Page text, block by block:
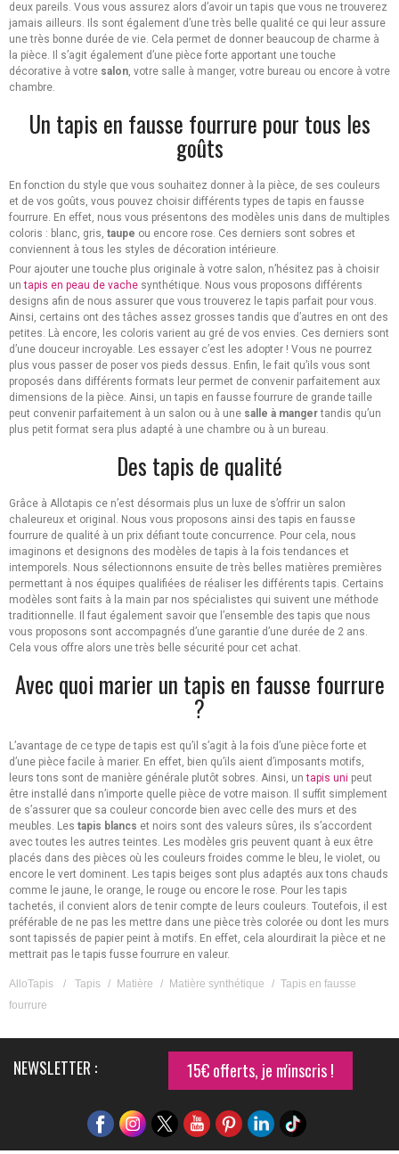
deux pareils. Vous vous assurez alors d’avoir un tapis que vous ne trouverez
jamais ailleurs. Ils sont également d’une très belle qualité ce qui leur assure
une très bonne durée de vie. Cela permet de donner beaucoup de charme à
la pièce. Il s’agit également d’une pièce forte apportant une touche
décorative à votre salon, votre salle à manger, votre bureau ou encore à votre
chambre.
Un tapis en fausse fourrure pour tous les
goûts
En fonction du style que vous souhaitez donner à la pièce, de ses couleurs
et de vos goûts, vous pouvez choisir différents types de tapis en fausse
fourrure. En effet, nous vous présentons des modèles unis dans de multiples
coloris : blanc, gris, taupe ou encore rose. Ces derniers sont sobres et
conviennent à tous les styles de décoration intérieure.
Pour ajouter une touche plus originale à votre salon, n’hésitez pas à choisir
untapis en peau de vache synthétique. Nous vous proposons différents
designs afin de nous assurer que vous trouverez le tapis parfait pour vous.
Ainsi, certains ont des tâches assez grosses tandis que d’autres en ont des
petites. Là encore, les coloris varient au gré de vos envies. Ces derniers sont
d’une douceur incroyable. Les essayer c’est les adopter ! Vous ne pourrez
plus vous passer de poser vos pieds dessus. Enfin, le fait qu’ils vous sont
proposés dans différents formats leur permet de convenir parfaitement aux
dimensions de la pièce. Ainsi, un tapis en fausse fourrure de grande taille
peut convenir parfaitement à un salon ou à une salle à mangertandis qu’un
plus petit format sera plus adapté à une chambre ou à un bureau.
Des tapis de qualité
Grâce à Allotapis ce n’est désormais plus un luxe de s’offrir un salon
chaleureux et original. Nous vous proposons ainsi des tapis en fausse
fourrure de qualité à un prix défiant toute concurrence. Pour cela, nous
imaginons et designons des modèles de tapis à la fois tendances et
intemporels. Nous sélectionnons ensuite de très belles matières premières
permettant à nos équipes qualifiées de réaliser les différents tapis. Certains
modèles sont faits à la main par nos spécialistes qui suivent une méthode
traditionnelle. Il faut également savoir que l’ensemble des tapis que nous
vous proposons sont accompagnés d’une garantie d’une durée de 2 ans.
Cela vous offre alors une très belle sécurité pour cet achat.
Avec quoi marier un tapis en fausse fourrure
?
L’avantage de ce type de tapis est qu’il s’agit à la fois d’une pièce forte et
d’une pièce facile à marier. En effet, bien qu’ils aient d’imposants motifs,
leurs tons sont de manière générale plutôt sobres. Ainsi, untapis uni peut
être installé dans n’importe quelle pièce de votre maison. Il suffit simplement
de s’assurer que sa couleur concorde bien avec celle des murs et des
meubles. Les tapis blancs et noirs sont des valeurs sûres, ils s’accordent
avec toutes les autres teintes. Les modèles gris peuvent quant à eux être
placés dans des pièces où les couleurs froides comme le bleu, le violet, ou
encore le vert dominent. Les tapis beiges sont plus adaptés aux tons chauds
comme le jaune, le orange, le rouge ou encore le rose. Pour les tapis
tachetés, il convient alors de tenir compte de leurs couleurs. Toutefois, il est
préférable de ne pas les mettre dans une pièce très colorée ou dont les murs
sont tapissés de papier peint à motifs. En effet, cela alourdirait la pièce et ne
mettrait pas le tapis fusse fourrure en valeur.
AlloTapis / Tapis / Matière / Matière synthétique / Tapis en fausse
fourrure
NEWSLETTER : 15€ offerts, je m'inscris !